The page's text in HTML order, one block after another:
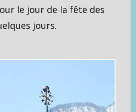
le jour de la fête des
jours.